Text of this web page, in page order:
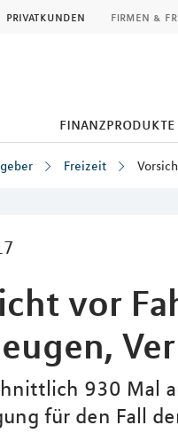
privatkunden firmen &
finanzprodukte
Freizeit
vor
930 Mal
für den Fall